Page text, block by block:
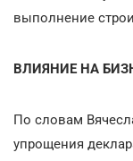
выполнение
ВЛИЯНИЕ НА
По словам
упрощения